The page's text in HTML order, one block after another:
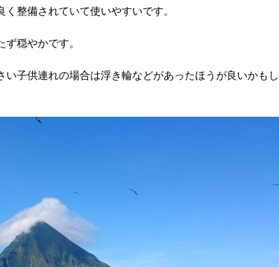
整備されていて使いやすいです。
穏やかです。
子供連れの場合は浮き輪などがあったほうが良いかもし